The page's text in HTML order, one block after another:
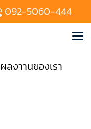
092-5060-444
ผลงาานของเรา